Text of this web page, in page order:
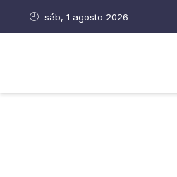
sáb, 1 agosto 2026